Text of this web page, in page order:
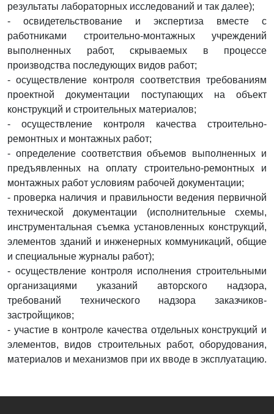
результаты лабораторных исследований и так далее);
- освидетельствование и экспертиза вместе с
работниками строительно-монтажных учреждений
выполненных работ, скрываемых в процессе
производства последующих видов работ;
- осуществление контроля соответствия требованиям
проектной документации поступающих на объект
конструкций и строительных материалов;
- осуществление контроля качества строительно-
ремонтных и монтажных работ;
- определение соответствия объемов выполненных и
предъявленных на оплату строительно-ремонтных и
монтажных работ условиям рабочей документации;
- проверка наличия и правильности ведения первичной
технической документации (исполнительные схемы,
инструментальная съемка установленных конструкций,
элементов зданий и инженерных коммуникаций, общие
и специальные журналы работ);
- осуществление контроля исполнения строительными
организациями указаний авторского надзора,
требований технического надзора заказчиков-
застройщиков;
- участие в контроле качества отдельных конструкций и
элементов, видов строительных работ, оборудования,
материалов и механизмов при их вводе в эксплуатацию.